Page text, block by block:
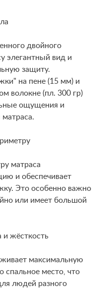
двойного
элегантный вид и
защиту.
на пене (15 мм) и
волокне (пл. 300 гр)
ощущения и
матраса
и обеспечивает
Это особенно важно
или имеет большой
и жёсткость
максимальную
спальное место, что
людей разного